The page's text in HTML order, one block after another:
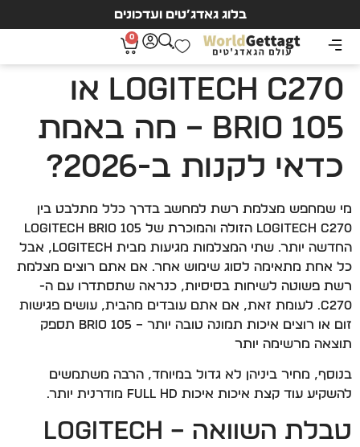
בלוג גאדג’טים ועדכונים
0
Logitech C270 או
Brio 105 – מה באמת
כדאי לקנות ב-2026?
מי שמחפש מצלמת רשת למחשב בדרך כלל מתלבט בין
Logitech C270 הזולה והמוכרת של Logitech Brio 105
החדשה יותר. שתי המצלמות מגיעות מבית Logitech, אבל
כל אחת מתאימה לסוג שימוש אחר. אם אתם רוצים מצלמת
רשת פשוטה לשיחות בסיסיות, כנראה שתסתדרו עם ה-
C270. לעומת זאת, אם אתם עובדים מהבית, עושים פגישות
זום או רוצים איכות תמונה טובה יותר – Brio 105 תספק
תוצאה מרשימה יותר
בנוסף, מחיר ביניהן לא גדול במיוחד, הרבה משתמשים
להשקיע עוד קצת איכות איכות Full HD מודרנית יותר.
טבלת השוואה – Logitech